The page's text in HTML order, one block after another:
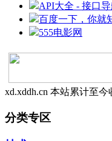
API大全 - 接口
百度一下，你就
555电影网
xd.xddh.cn 本站累计至今
分类专区